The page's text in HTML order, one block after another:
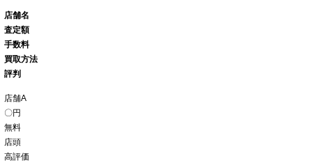
店舗名
査定額
手数料
買取方法
評判
店舗A
〇円
無料
店頭
高評価